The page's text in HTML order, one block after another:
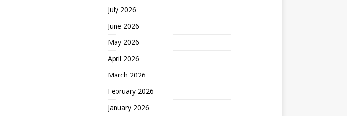
July 2026
June 2026
May 2026
April 2026
March 2026
February 2026
January 2026